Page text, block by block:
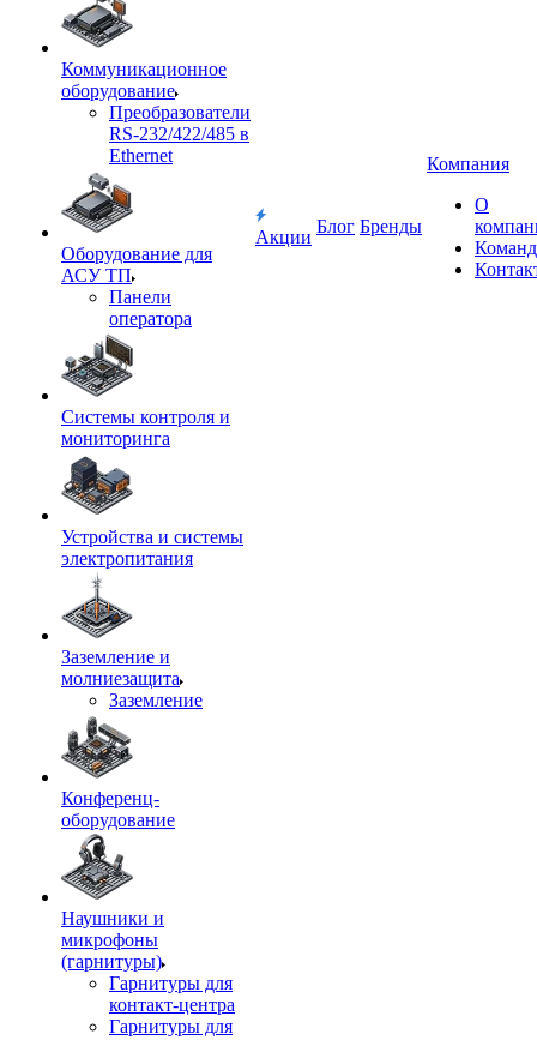
Коммуникационное
оборудование
Преобразователи
RS-232/422/485 в
Ethernet
Оборудование для
АСУ ТП
Панели
оператора
Системы контроля и
мониторинга
Устройства и системы
электропитания
Заземление и
молниезащита
Заземление
Конференц-
оборудование
Наушники и
микрофоны
(гарнитуры)
Гарнитуры для
контакт-центра
Гарнитуры для
Акции
Блог Бренды
Компания
О